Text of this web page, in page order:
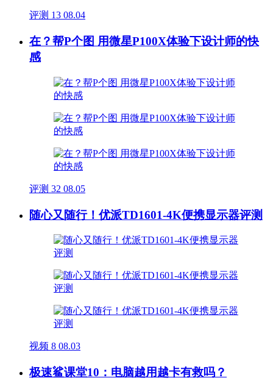
评测 13 08.04
在？帮P个图 用微星P100X体验下设计师的快
感
评测 32 08.05
随心又随行！优派TD1601-4K便携显示器评测
视频 8 08.03
极速鲨课堂10：电脑越用越卡有救吗？